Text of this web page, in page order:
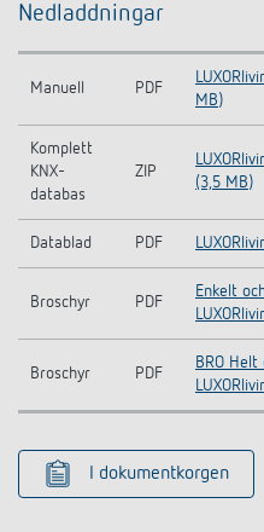
Nedladdningar
Manuell PDF
MB)
Komplett
KNX-
databas
ZIP
(3,5 MB)
Datablad PDF
Broschyr PDF
Enkelt
Broschyr PDF
BRO
I dokumentkorgen